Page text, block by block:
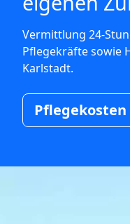
Vermittlung 24-
Pflegekräfte sowie
Karlstadt.